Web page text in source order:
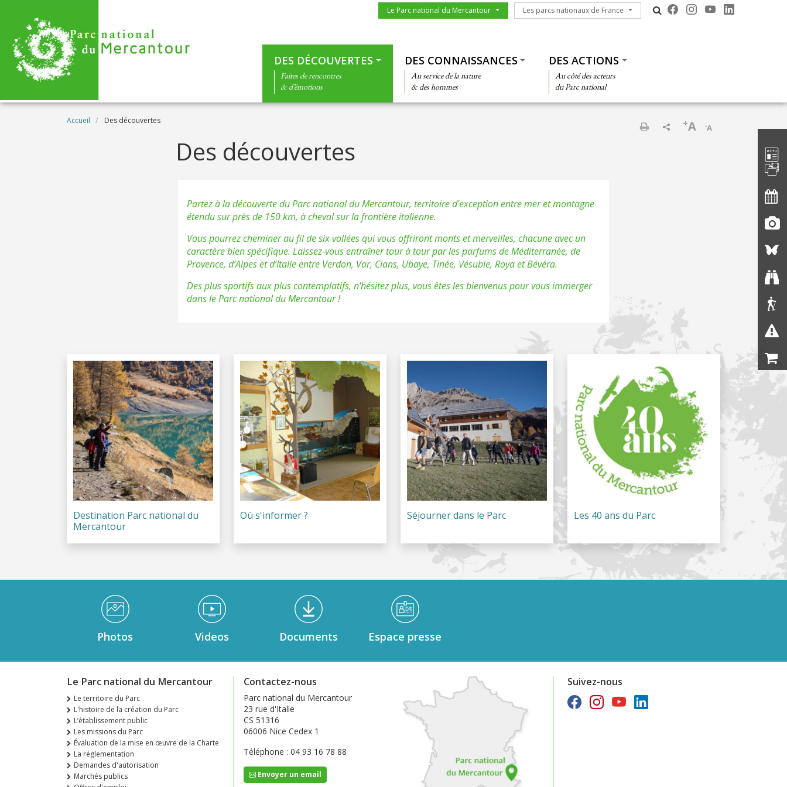
Menu du parc
Le Parc national du Mercantour Les parcs nationaux de France
Les parcs nationaux de France
DES DÉCOUVERTES
Faites de rencontres
& d’émotions
DES CONNAISSANCES
Au service de la nature
& des hommes
DES ACTIONS
Au côté des acteurs
du Parc national
Fil d'Ariane
Accueil Des découvertes
-A
+A
Des découvertes
Partez à la découverte du Parc national du Mercantour, territoire d'exception entre mer et montagne
étendu sur près de 150 km, à cheval sur la frontière italienne.
Vous pourrez cheminer au fil de six vallées qui vous offriront monts et merveilles, chacune avec un
caractère bien spécifique. Laissez-vous entraîner tour à tour par les parfums de Méditerranée, de
Provence, d’Alpes et d’Italie entre Verdon, Var, Cians, Ubaye, Tinée, Vésubie, Roya et Bévéra.
Des plus sportifs aux plus contemplatifs, n'hésitez plus, vous êtes les bienvenus pour vous immerger
dans le Parc national du Mercantour !
Destination Parc national du
Mercantour
Où s'informer ? Séjourner dans le Parc Les 40 ans du Parc
Médiathèque Footer
Photos Videos Documents Espace presse
Le Parc national du Mercantour
Le territoire du Parc
L'histoire de la création du Parc
L’établissement public
Les missions du Parc
Évaluation de la mise en œuvre de la Charte
La réglementation
Demandes d'autorisation
Marchés publics
Contactez-nous
Parc national du Mercantour
23 rue d'Italie
CS 51316
06006 Nice Cedex 1
Téléphone : 04 93 16 78 88
Envoyer un email
Suivez-nous